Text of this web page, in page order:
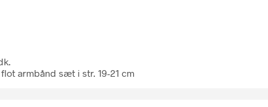
armbånd sæt i str. 19-21 cm